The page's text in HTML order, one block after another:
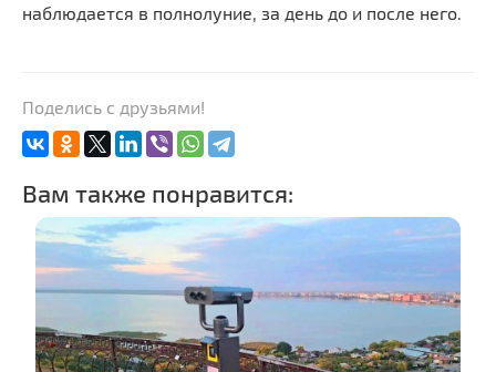
наблюдается в полнолуние, за день до и после него.
Поделись с друзьями!
Вам также понравится: